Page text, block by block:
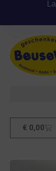
€ 0,00